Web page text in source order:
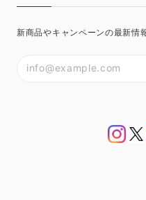
新商品やキャンペーンの最新情